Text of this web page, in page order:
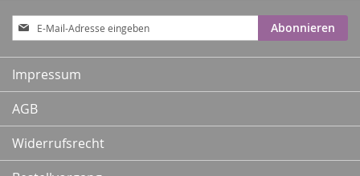
Anmeldung
zum
Newsletter:
Abonnieren
Impressum
AGB
Widerrufsrecht